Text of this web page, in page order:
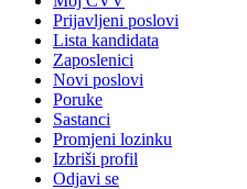
Prijavljeni poslovi
Lista kandidata
Zaposlenici
Novi poslovi
Poruke
Sastanci
Promjeni lozinku
Izbriši profil
Odjavi se